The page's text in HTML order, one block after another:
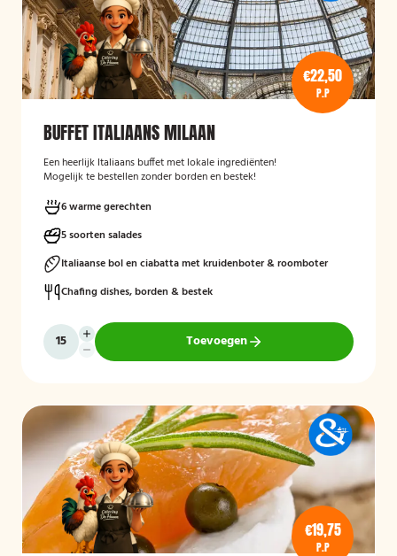
€22,50
P.P
BUFFET ITALIAANS MILAAN
Een heerlijk Italiaans buffet met lokale ingrediënten!
Mogelijk te bestellen zonder borden en bestek!
6 warme gerechten
5 soorten salades
Italiaanse bol en ciabatta met kruidenboter & roomboter
Chafing dishes, borden & bestek
Toevoegen
€19,75
P.P